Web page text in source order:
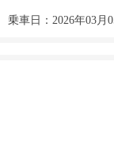
乗車日：2026年03月